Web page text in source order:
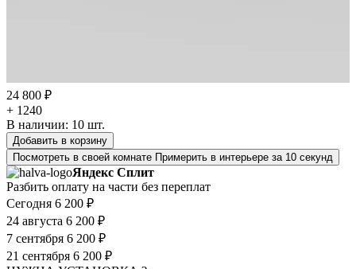
24 800 ₽
+ 1240
В наличии: 10 шт.
Добавить в корзину
Посмотреть в своей комнате Примерить в интерьере за 10 секунд
Яндекс Сплит
Разбить оплату на части без переплат
Сегодня 6 200 ₽
24 августа 6 200 ₽
7 сентября 6 200 ₽
21 сентября 6 200 ₽